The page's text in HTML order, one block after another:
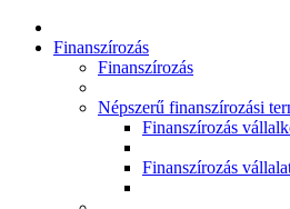
Finanszírozás
Finanszírozás
Népszerű finanszírozási
Finanszírozás
Finanszírozás